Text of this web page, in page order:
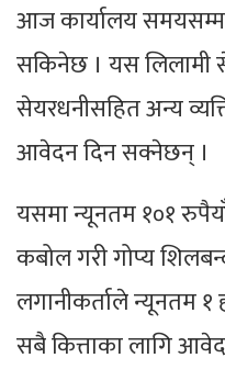
आज कार्यालय
सकिनेछ । यस
सेयरधनीसहित अन्य
आवेदन दिन सक्नेछन् ।
यसमा न्यूनतम १०१
कबोल गरी गोप्य
लगानीकर्ताले न्यूनतम
सबै कित्ताका लागि